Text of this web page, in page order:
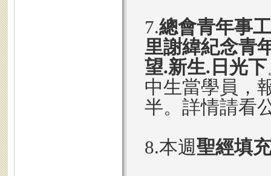
7.總會青年事
里謝緯紀念青
望.新生.日光下
中生當學員，
半。詳情請看
8.本週聖經填